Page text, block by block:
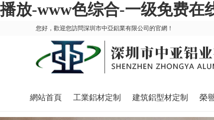
播放-www色综合-一级免费在
您好，歡迎您訪問深圳市中亞鋁業有限公司的官網！
網站首頁 工業鋁材定制 建筑鋁型材定制 榮